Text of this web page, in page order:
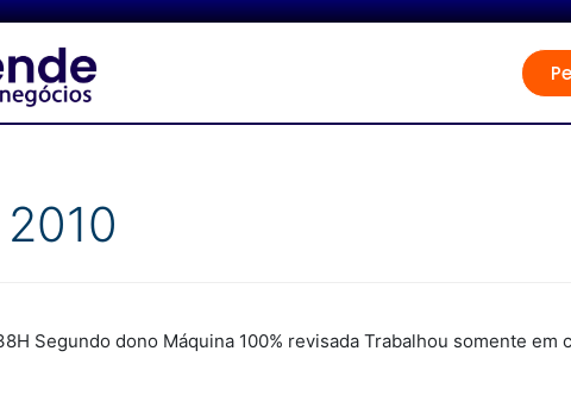
Segundo dono Máquina 100% revisada Trabalhou somente